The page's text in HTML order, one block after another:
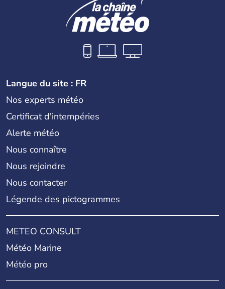
Langue du site : FR
Nos experts météo
Certificat d'intempéries
Alerte météo
Nous connaître
Nous rejoindre
Nous contacter
Légende des pictogrammes
METEO CONSULT
Météo Marine
Météo pro